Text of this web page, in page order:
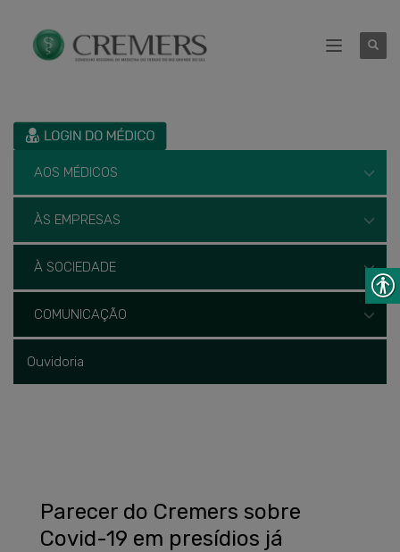
AOS MÉDICOS
ÀS EMPRESAS
À SOCIEDADE
COMUNICAÇÃO
Ouvidoria
Parecer do Cremers sobre
Covid-19 em presídios já